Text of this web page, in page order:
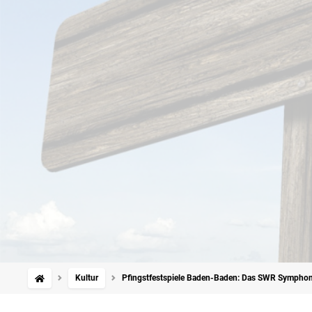
Kultur Pfingstfestspiele Baden-Baden: Das SWR